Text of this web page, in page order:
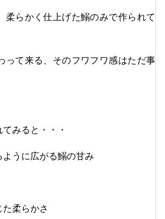
柔らかく仕上げた鰯のみで作られて
って来る、そのフワフワ感はただ事
みると・・・
うに広がる鰯の甘み
柔らかさ